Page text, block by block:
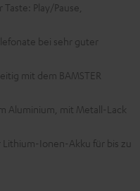
Play/Pause,
bei sehr guter
mit dem BAMSTER
Aluminium, mit Metall-Lack
Ionen-Akku für bis zu